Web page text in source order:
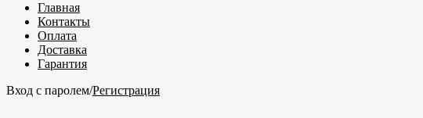
Главная
Контакты
Оплата
Доставка
Гарантия
Вход с паролем/Регистрация